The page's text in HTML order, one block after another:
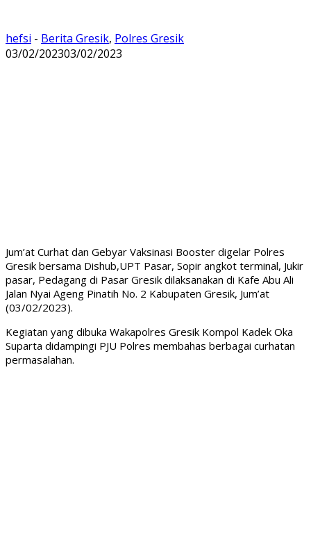
hefsi - Berita Gresik, Polres Gresik
03/02/202303/02/2023
Jum’at Curhat dan Gebyar Vaksinasi Booster digelar Polres
Gresik bersama Dishub,UPT Pasar, Sopir angkot terminal, Jukir
pasar, Pedagang di Pasar Gresik dilaksanakan di Kafe Abu Ali
Jalan Nyai Ageng Pinatih No. 2 Kabupaten Gresik, Jum’at
(03/02/2023).
Kegiatan yang dibuka Wakapolres Gresik Kompol Kadek Oka
Suparta didampingi PJU Polres membahas berbagai curhatan
permasalahan.